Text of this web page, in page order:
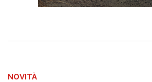
NOVITÀ